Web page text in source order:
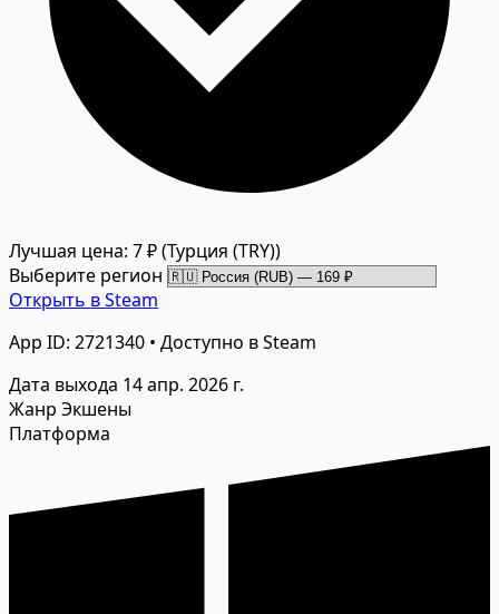
Лучшая цена: 7 ₽(Турция (TRY))
Выберите регион
Открыть в Steam
App ID: 2721340 • Доступно в Steam
Дата выхода 14 апр. 2026 г.
Жанр Экшены
Платформа